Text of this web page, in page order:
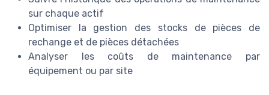
sur chaque actif
Optimiser la gestion des stocks de pièces de
rechange et de pièces détachées
Analyser les coûts de maintenance par
équipement ou par site